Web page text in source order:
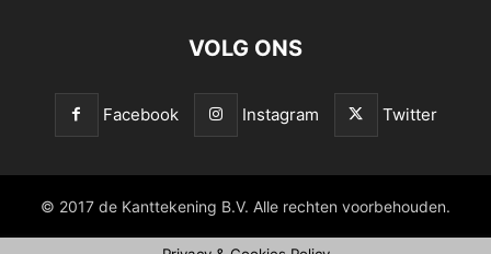
VOLG ONS
Facebook Instagram Twitter
© 2017 de Kanttekening B.V. Alle rechten voorbehouden.